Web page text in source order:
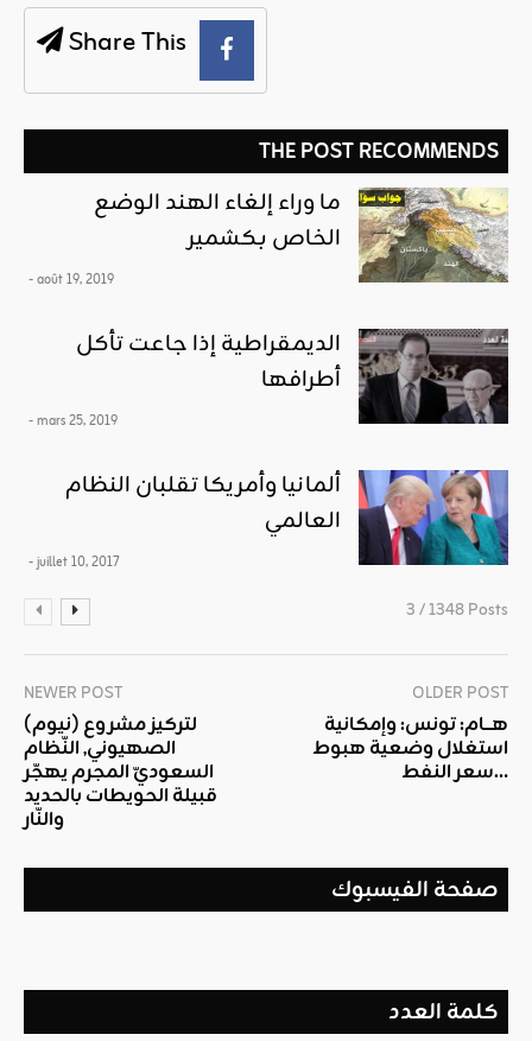
Share This
THE POST RECOMMENDS
ما وراء إلغاء الهند الوضع
الخاص بـكشمير
- août 19, 2019
الديمقراطية إذا جاعت تأكل
أطرافها
- mars 25, 2019
ألمانيا وأمريكا تقلبان النظام
العالمي
- juillet 10, 2017
3 / 1348 Posts
NEWER POST
لتركيز مشروع (نيوم)
الصهيوني, النّظام
السعوديّ المجرم يهجّر
قبيلة الحويطات بالحديد
والنّار
OLDER POST
هـــام: تونس: وإمكانية
استغلال وضعية هبوط
سعر النفط…
صفحة الفيسبوك
كلمة العدد